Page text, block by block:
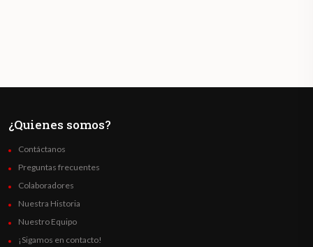
¿Quienes somos?
Contáctanos
Preguntas frecuentes
Colaboradores
Nuestra Historia
Nuestro Equipo
¡Sigamos en contacto!